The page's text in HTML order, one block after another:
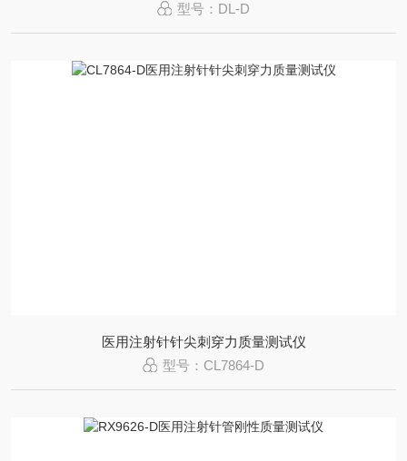
型号：DL-D
医用注射针针尖刺穿力质量测试仪
型号：CL7864-D